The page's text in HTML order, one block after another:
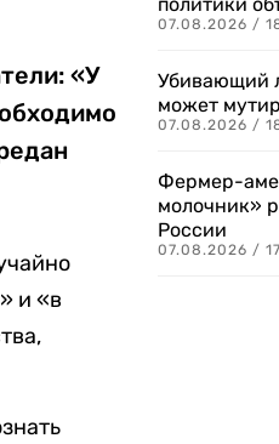
«У
и «в
07.08.2026 /
Убивающий
может
07.08.2026 /
Фермер-
молочник»
России
07.08.2026 /